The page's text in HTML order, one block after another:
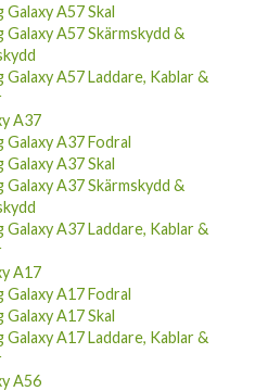
Galaxy A57 Skal
Galaxy A57 Skärmskydd &
Galaxy A57 Laddare, Kablar &
A37
Galaxy A37 Fodral
Galaxy A37 Skal
Galaxy A37 Skärmskydd &
Galaxy A37 Laddare, Kablar &
A17
Galaxy A17 Fodral
Galaxy A17 Skal
Galaxy A17 Laddare, Kablar &
A56